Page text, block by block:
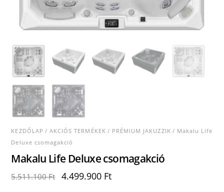
KEZDŐLAP / AKCIÓS TERMÉKEK / PRÉMIUM JAKUZZIK / Makalu Life
Deluxe csomagakció
Makalu Life Deluxe csomagakció
5.511.100Ft
Original
4.499.900 FtCurrent